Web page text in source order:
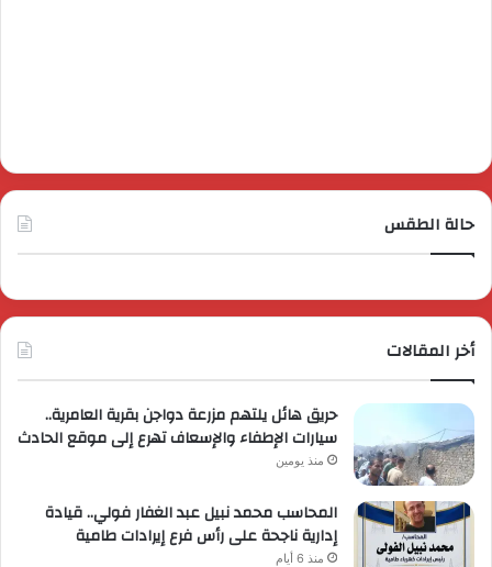
حالة الطقس
أخر المقالات
حريق هائل يلتهم مزرعة دواجن بقرية العامرية..
سيارات الإطفاء والإسعاف تهرع إلى موقع الحادث
منذ يومين
المحاسب محمد نبيل عبد الغفار فولي.. قيادة
إدارية ناجحة على رأس فرع إيرادات طامية
منذ 6 أيام